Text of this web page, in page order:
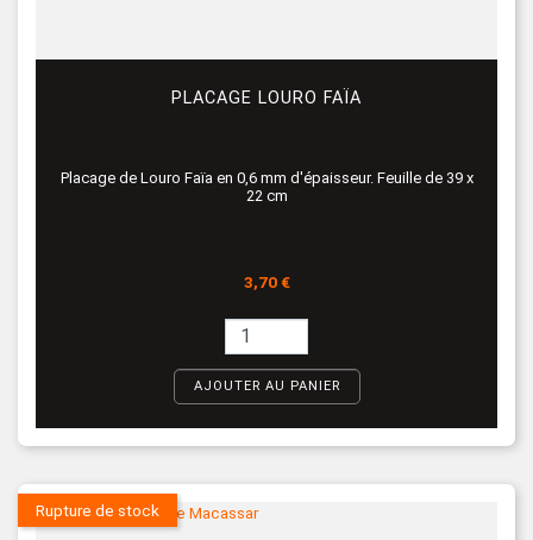
PLACAGE LOURO FAÏA
Placage de Louro Faïa en 0,6 mm d'épaisseur. Feuille de 39 x
22 cm
Prix
3,70 €
AJOUTER AU PANIER
Rupture de stock